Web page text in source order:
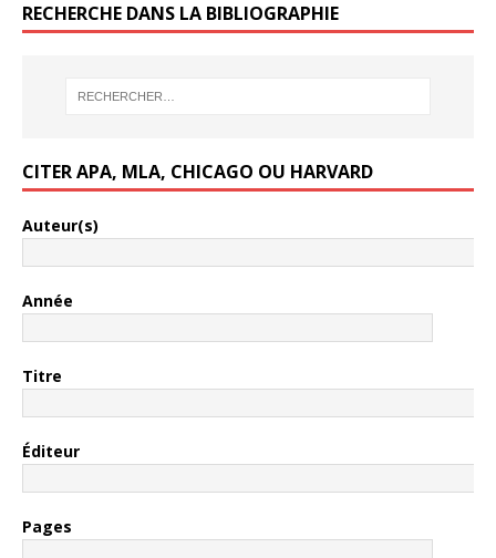
RECHERCHE DANS LA BIBLIOGRAPHIE
CITER APA, MLA, CHICAGO OU HARVARD
Auteur(s)
Année
Titre
Éditeur
Pages